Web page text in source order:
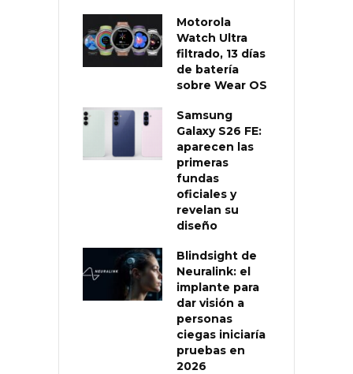
Motorola
Watch Ultra
filtrado, 13 días
de batería
sobre Wear OS
Samsung
Galaxy S26 FE:
aparecen las
primeras
fundas
oficiales y
revelan su
diseño
Blindsight de
Neuralink: el
implante para
dar visión a
personas
ciegas iniciaría
pruebas en
2026